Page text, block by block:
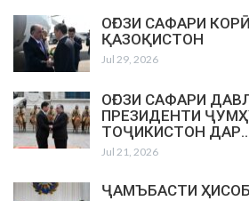
ОҒОЗИ САФАРИ
ҚАЗОҚИСТОН
Jul 29, 2026
ОҒОЗИ САФАРИ
ПРЕЗИДЕНТИ
ТОҶИКИСТОН
Jul 21, 2026
ҶАМЪБАСТИ